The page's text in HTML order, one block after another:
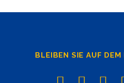
BLEIBEN SIE AUF DEM